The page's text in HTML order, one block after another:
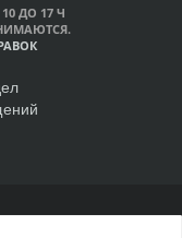
ДО 17 Ч
2011-2026